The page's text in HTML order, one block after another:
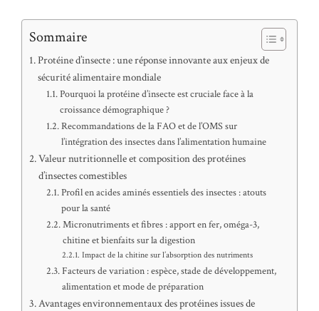
Sommaire
Protéine d’insecte : une réponse innovante aux enjeux de
sécurité alimentaire mondiale
Pourquoi la protéine d’insecte est cruciale face à la
croissance démographique ?
Recommandations de la FAO et de l’OMS sur
l’intégration des insectes dans l’alimentation humaine
Valeur nutritionnelle et composition des protéines
d’insectes comestibles
Profil en acides aminés essentiels des insectes : atouts
pour la santé
Micronutriments et fibres : apport en fer, oméga-3,
chitine et bienfaits sur la digestion
Impact de la chitine sur l’absorption des nutriments
Facteurs de variation : espèce, stade de développement,
alimentation et mode de préparation
Avantages environnementaux des protéines issues de